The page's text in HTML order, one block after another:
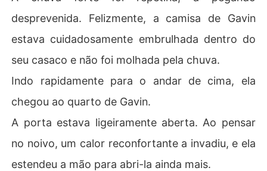
desprevenida. Felizmente, a camisa de Gavin
estava cuidadosamente embrulhada dentro do
seu casaco e não foi molhada pela chuva.
Indo rapidamente para o andar de cima, ela
chegou ao quarto de Gavin.
A porta estava ligeiramente aberta. Ao pensar
no noivo, um calor reconfortante a invadiu, e ela
estendeu a mão para abri-la ainda mais.